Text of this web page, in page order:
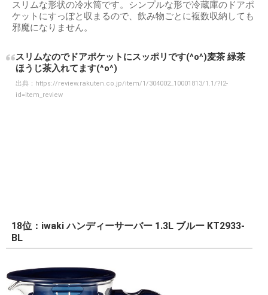
スリムな形状の冷水筒です。シンプルな形で冷蔵庫のドアポ
ケットにすっぽと収まるので、飲み物ごとに複数収納しても
邪魔になりません。
スリムなのでドアポケットにスッポリです(^o^)麦茶 緑茶
ほうじ茶入れてます(^o^)
出典： https://review.rakuten.co.jp/item/1/304002_10001813/1.1/?l2-
id=item_review
18位：iwaki ハンディーサーバー 1.3L ブルー KT2933-
BL